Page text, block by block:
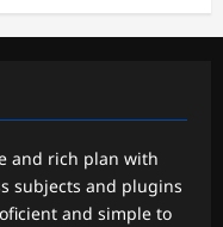
and rich plan with
subjects and plugins
and simple to